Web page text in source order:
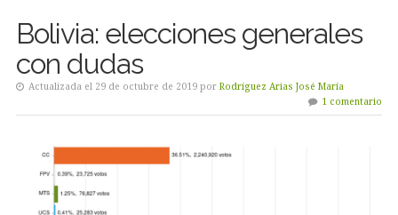
Bolivia: elecciones generales
con dudas
Actualizada el 29 de octubre de 2019 por Rodríguez Arias José María
1 comentario